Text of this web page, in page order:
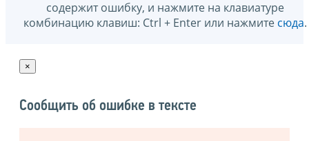
содержит ошибку, и нажмите на клавиатуре
комбинацию клавиш: Ctrl + Enter или нажмите сюда.
×
Сообщить об ошибке в тексте